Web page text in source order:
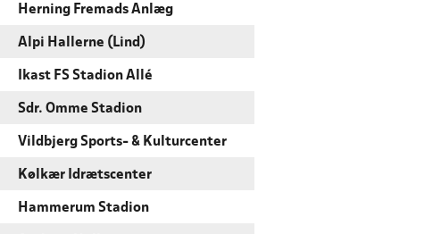
Herning Fremads Anlæg
Alpi Hallerne (Lind)
Ikast FS Stadion Allé
Sdr. Omme Stadion
Vildbjerg Sports- & Kulturcenter
Kølkær Idrætscenter
Hammerum Stadion